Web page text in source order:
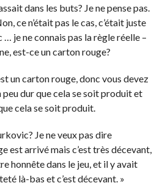
dans les buts? Je ne pense pas.
ce n’était pas le cas, c’était juste
je ne connais pas la règle réelle –
est-ce un carton rouge?
un carton rouge, donc vous devez
peu dur que cela se soit produit et
cela se soit produit.
Je ne veux pas dire
est arrivé mais c’est très décevant,
honnête dans le jeu, et il y avait
là-bas et c’est décevant. »